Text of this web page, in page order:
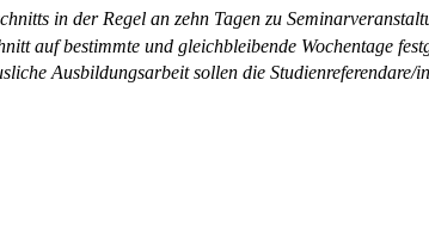
in der Regel an zehn Tagen zu
auf bestimmte und gleichbleibende Wochentage
Ausbildungsarbeit sollen die